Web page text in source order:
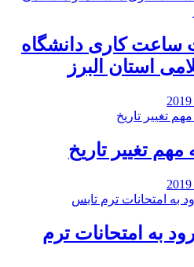
ساعت کاری دانشگاه
استان البرز
مهم تغییر تاریخ
به امتحانات ترم